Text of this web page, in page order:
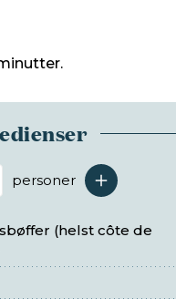
Antal serveringer
personer
(helst côte de